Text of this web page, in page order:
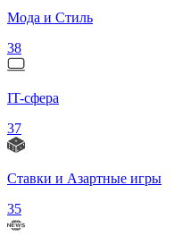
Мода и Стиль
38
IT-сфера
37
Ставки и Азартные игры
35